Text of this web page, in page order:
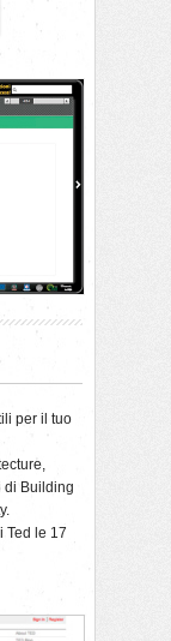
per il tuo
di Building
Ted le 17